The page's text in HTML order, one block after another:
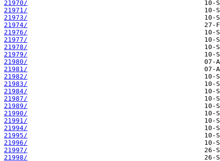
21970/
21971/
21973/
21974/
21976/
21977/
21978/
21979/
21980/
21981/
21982/
21983/
21984/
21987/
21989/
21990/
21991/
21994/
21995/
21996/
21997/
21998/